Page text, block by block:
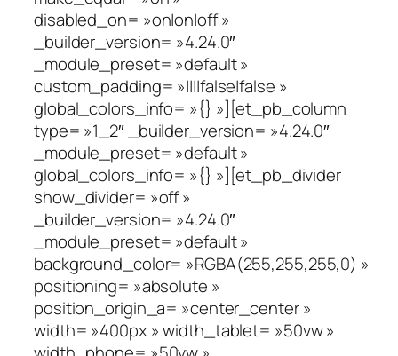
disabled_on= »on|on|off »
_builder_version= »4.24.0″
_module_preset= »default »
custom_padding= »||||false|false »
global_colors_info= »{} »][et_pb_column
type= »1_2″ _builder_version= »4.24.0″
_module_preset= »default »
global_colors_info= »{} »][et_pb_divider
show_divider= »off »
_builder_version= »4.24.0″
_module_preset= »default »
background_color= »RGBA(255,255,255,0) »
positioning= »absolute »
position_origin_a= »center_center »
width= »400px » width_tablet= »50vw »